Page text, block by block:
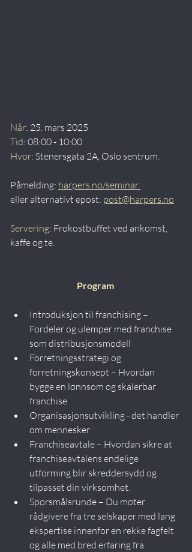
Når: 25. mars 2025
Tid: 08:00 - 10:00
Hvor: Stenersgata 2A, Oslo sentrum.
Påmelding: harpers.no/seminar
eller alternativt epost: post@harpers.no
Servering: Frokostbuffet ved ankomst,
kaffe og te.
Program
Introduksjon til franchising –
Fordeler og ulemper med franchise
som distribusjonsmodell
Forretningsstrategi og
forretningskonsept – Hvordan
bygge en lønnsom og skalerbar
franchise
Organisasjonsutvikling - det handler
om mennesker
Franchiseavtale – Hvordan sikre at
franchiseavtalens endelige
utforming blir skreddersydd og
tilpasset din virksomhet.
Spørsmålsrunde – Du møter
rådgivere fra tre selskaper med lang
ekspertise innenfor en rekke fagfelt
og alle med bred erfaring fra